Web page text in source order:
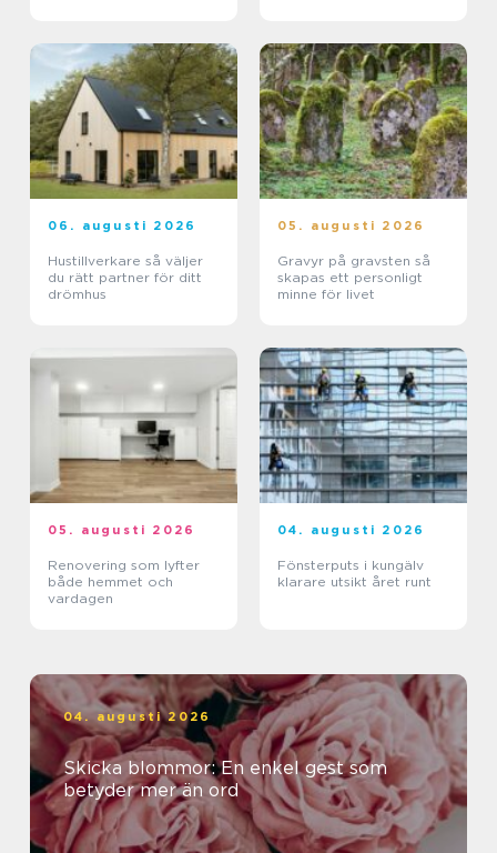
06. augusti 2026
Hustillverkare så väljer
du rätt partner för ditt
drömhus
05. augusti 2026
Gravyr på gravsten så
skapas ett personligt
minne för livet
05. augusti 2026
Renovering som lyfter
både hemmet och
vardagen
04. augusti 2026
Fönsterputs i kungälv
klarare utsikt året runt
04. augusti 2026
Skicka blommor: En enkel gest som
betyder mer än ord